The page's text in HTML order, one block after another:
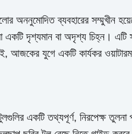
অননুমোদিত ব্যবহারের সম্মুখীন
একটি দৃশ্যমান বা অদৃশ্য চিহ্ন।
আজকের যুগে একটি কার্যকর
একটি তথ্যপূর্ণ, নিরপেক্ষ